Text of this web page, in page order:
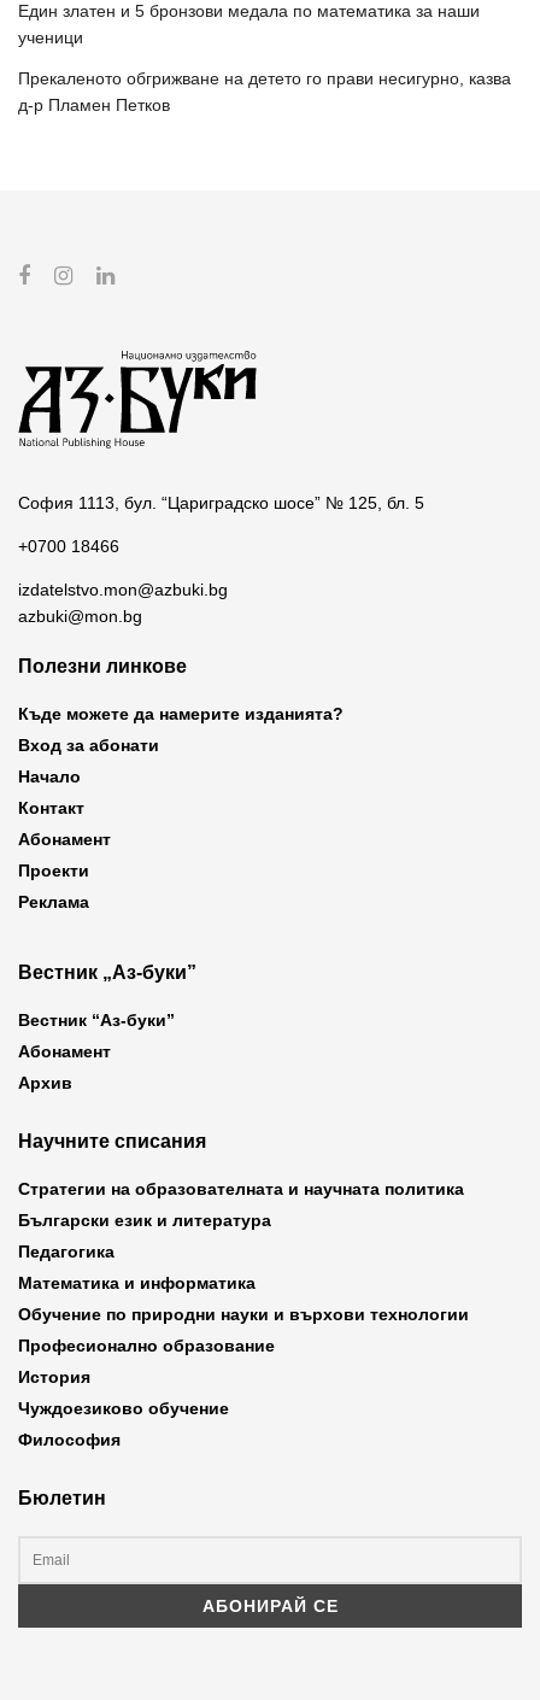
Един златен и 5 бронзови медала по математика за наши
ученици
Прекаленото обгрижване на детето го прави несигурно, казва
д-р Пламен Петков
София 1113, бул. “Цариградско шосе” № 125, бл. 5
+0700 18466
izdatelstvo.mon@azbuki.bg
azbuki@mon.bg
Полезни линкове
Къде можете да намерите изданията?
Вход за абонати
Начало
Контакт
Абонамент
Проекти
Реклама
Вестник „Аз-буки”
Вестник “Аз-буки”
Абонамент
Архив
Научните списания
Стратегии на образователната и научната политика
Български език и литература
Педагогика
Математика и информатика
Обучение по природни науки и върхови технологии
Професионално образование
История
Чуждоезиково обучение
Философия
Бюлетин